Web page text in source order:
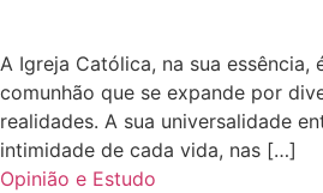
A Igreja Católica, na sua essência,
comunhão que se expande por
realidades. A sua universalidade
intimidade de cada vida, nas […]
Opinião e Estudo